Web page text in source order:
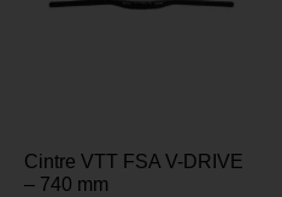
Cintre VTT FSA V-DRIVE
– 740 mm